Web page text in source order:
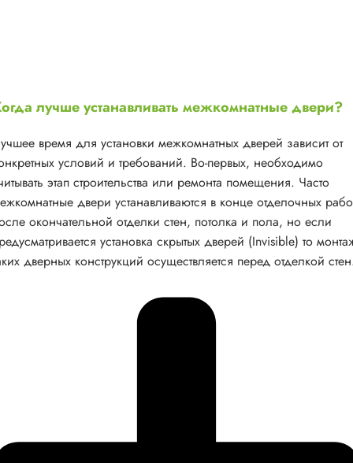
лучше устанавливать межкомнатные двери?
время для установки межкомнатных дверей зависит от
условий и требований. Во-первых, необходимо
этап строительства или ремонта помещения. Часто
двери устанавливаются в конце отделочных
окончательной отделки стен, потолка и пола, но если
установка скрытых дверей (Invisible) то
дверных конструкций осуществляется перед отделкой